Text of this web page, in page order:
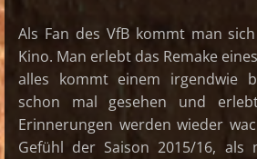
Als Fan des VfB kommt man
Kino. Man erlebt das Remake
alles kommt einem irgendwie
schon mal gesehen und
Erinnerungen werden wieder
Gefühl der Saison 2015/16, als